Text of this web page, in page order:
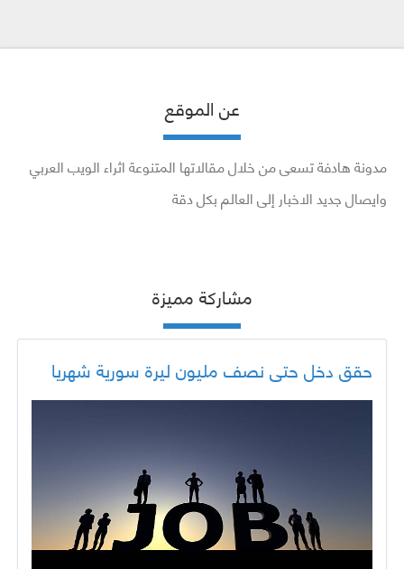
عن الموقع
مدونة هادفة تسعى من خلال مقالاتها المتنوعة اثراء الويب العربي
وايصال جديد الاخبار إلى العالم بكل دقة
مشاركة مميزة
حقق دخل حتى نصف مليون ليرة سورية شهريا